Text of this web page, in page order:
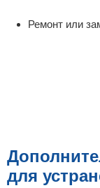
Ремонт или
для